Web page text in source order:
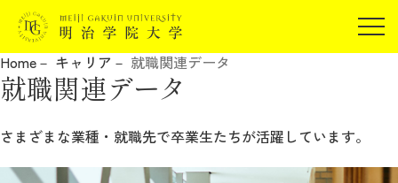
在学生の方
保証人の方
企業・研究者の方
Home キャリア 就職関連データ
就職関連データ
さまざまな業種・就職先で卒業生たちが活躍しています。